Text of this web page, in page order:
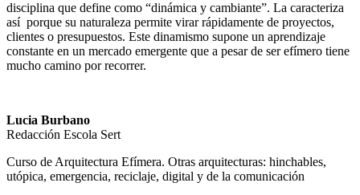
disciplina que define como “dinámica y cambiante”. La caracteriza
así porque su naturaleza permite virar rápidamente de proyectos,
clientes o presupuestos. Este dinamismo supone un aprendizaje
constante en un mercado emergente que a pesar de ser efímero tiene
mucho camino por recorrer.
Lucia Burbano
Redacción Escola Sert
Curso de Arquitectura Efímera. Otras arquitecturas: hinchables,
utópica, emergencia, reciclaje, digital y de la comunicación